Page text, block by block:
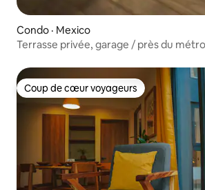
Condo · Mexico
Terrasse privée, garage / près du
Coup de cœur voyageurs
Coup de cœur voyageurs